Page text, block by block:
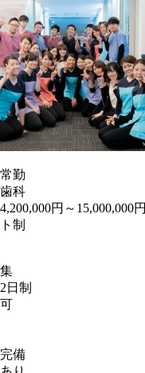
常勤
科
円～15,000,000円
制
日制
備